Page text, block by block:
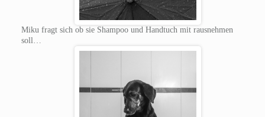
Miku fragt sich ob sie Shampoo und Handtuch mit rausnehmen
soll…